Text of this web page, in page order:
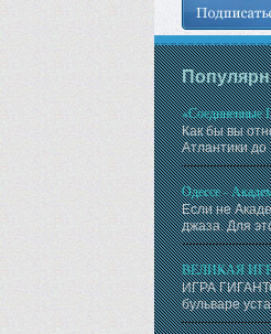
«Соединенные
Как бы вы
Атлантики до
Одессе -
Если не
джаза. Для
ВЕЛИКАЯ
ИГРА
бульваре